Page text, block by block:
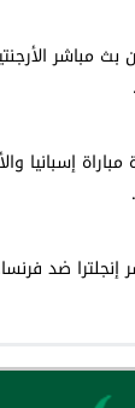
بث مباشر
إسبانيا
إنجلترا ضد